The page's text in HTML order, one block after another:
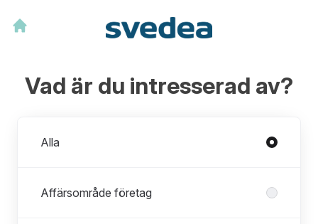
Vad är du intresserad av?
Alla
Affärsområde företag